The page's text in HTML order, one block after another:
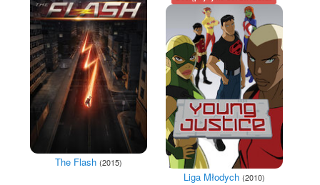
The Flash (2015)
Liga Młodych (2010)